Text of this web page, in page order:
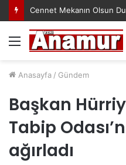
Cennet Mekanın Olsun
Menü
Anasayfa / Gündem
Başkan
Tabip
ağırladı